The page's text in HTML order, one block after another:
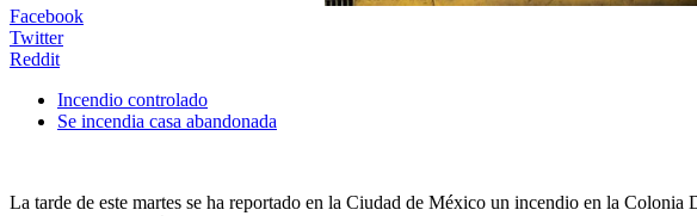
Facebook
Twitter
Reddit
Incendio controlado
Se incendia casa abandonada
La tarde de este martes se ha reportado en la Ciudad de México un incendio en la